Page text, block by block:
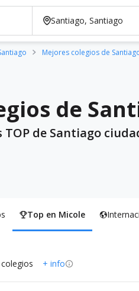
Mejores colegios de
de
TOP de Santiago
Top en Micole
+ info